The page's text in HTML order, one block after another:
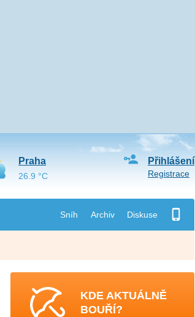
Sníh Archiv Diskuse
Přihlášení
Registrace
Praha
26.9 °C
KDE AKTUÁLNĚ
BOUŘÍ?